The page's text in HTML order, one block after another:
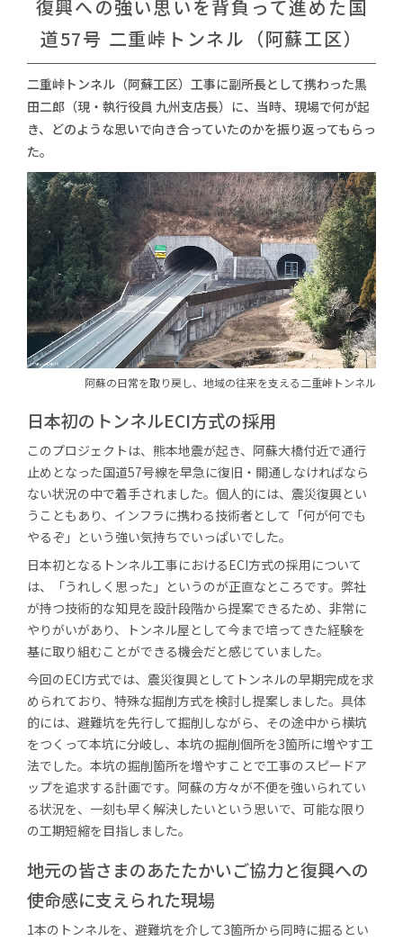
復興への強い思いを背負って進めた 国
道57号 二重峠トンネル（阿蘇工区）
二重峠トンネル（阿蘇工区）工事に副所長として携わった黒
田二郎（現・執行役員 九州支店長）に、 当時、現場で何が起
き、どのような思いで向き合っていたのかを振り返ってもらっ
た。
阿蘇の日常を取り戻し、 地域の往来を支える二重峠トンネル
日本初のトンネルECI方式の採用
このプロジェクトは、熊本地震が起き、阿蘇大橋付近で通行
止めとなった国道57号線を早急に復旧・開通しなければなら
ない状況の中で着手されました。個人的には、震災復興とい
うこともあり、インフラに携わる技術者として「何が何でも
やるぞ」という強い気持ちでいっぱいでした。
日本初となるトンネル工事におけるECI方式の採用について
は、「うれしく思った」というのが正直なところです。弊社
が持つ技術的な知見を設計段階から提案できるため、非常に
やりがいがあり、トンネル屋として今まで培ってきた経験を
基に取り組むことができる機会だと感じていました。
今回のECI方式では、震災復興としてトンネルの早期完成を求
められており、特殊な掘削方式を検討し提案しました。具体
的には、避難坑を先行して掘削しながら、その途中から横坑
をつくって本坑に分岐し、本坑の掘削個所を3箇所に増やす工
法でした。本坑の掘削箇所を増やすことで工事のスピードア
ップを追求する計画です。阿蘇の方々が不便を強いられてい
る状況を、一刻も早く解決したいという思いで、可能な限り
の工期短縮を目指しました。
地元の皆さまのあたたかいご協力と復興への
使命感に支えられた現場
1本のトンネルを、避難坑を介して3箇所から同時に掘るとい